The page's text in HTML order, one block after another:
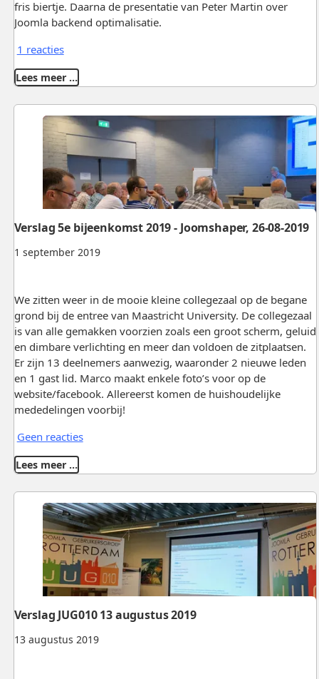
fris biertje. Daarna de presentatie van Peter Martin over
Joomla backend optimalisatie.
1 reacties
Lees meer …
1 september 2019
Verslag 5e bijeenkomst 2019 - Joomshaper, 26-08-2019
We zitten weer in de mooie kleine collegezaal op de begane
grond bij de entree van Maastricht University. De collegezaal
is van alle gemakken voorzien zoals een groot scherm, geluid
en dimbare verlichting en meer dan voldoen de zitplaatsen.
Er zijn 13 deelnemers aanwezig, waaronder 2 nieuwe leden
en 1 gast lid. Marco maakt enkele foto’s voor op de
website/facebook. Allereerst komen de huishoudelijke
mededelingen voorbij!
Geen reacties
Lees meer …
13 augustus 2019
Verslag JUG010 13 augustus 2019